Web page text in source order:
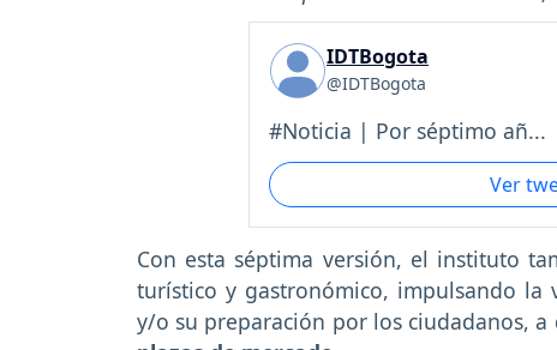
IDTBogota
@IDTBogota
#Noticia | Por séptimo añ...
Ver
Con esta séptima versión, el instituto
turístico y gastronómico, impulsando
y/o su preparación por los ciudadanos, a